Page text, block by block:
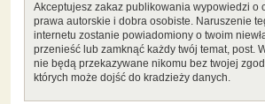
Akceptujesz zakaz publikowania wypowiedzi o
prawa autorskie i dobra osobiste. Naruszenie
internetu zostanie powiadomiony o twoim
przenieść lub zamknąć każdy twój temat, post.
nie będą przekazywane nikomu bez twojej
których może dojść do kradzieży danych.